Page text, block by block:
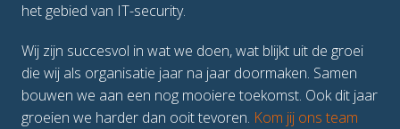
het gebied van IT-security.
Wij zijn succesvol in wat we doen, wat blijkt uit de groei
die wij als organisatie jaar na jaar doormaken. Samen
bouwen we aan een nog mooiere toekomst. Ook dit jaar
groeien we harder dan ooit tevoren. Kom jij ons team